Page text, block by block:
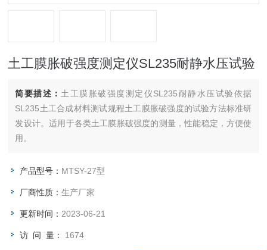
土工膜胀破强度测定仪SL235耐静水压试验
简要描述： 土工膜胀破强度测定仪SL235耐静水压试验依据
SL235土工合成材料测试规程土工膜胀破强度的试验方法标准研
发设计。适用于各类土工膜胀破强度的测量，性能稳定，方便使
用。
产品型号： MTSY-27型
厂商性质：生产厂家
更新时间： 2023-06-21
访 问 量： 1674